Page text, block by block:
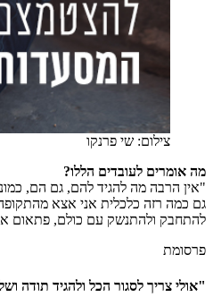
צילום: שי פרנקו
מה אומרים לעובדים הללו?
"אין הרבה מה להגיד להם, גם הם,
גם כמה רזה כלכלית אני אצא
להתחבק ולהתנשק עם כולם, פתאום
פרסומת
"אולי צריך לסגור הכל ולהגיד תודה